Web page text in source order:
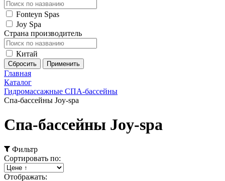
Fonteyn Spas
Joy Spa
Страна производитель
Китай
Главная
Каталог
Гидромассажные СПА-бассейны
Спа-бассейны Joy-spa
Спа-бассейны Joy-spa
Фильтр
Сортировать по:
Отображать: